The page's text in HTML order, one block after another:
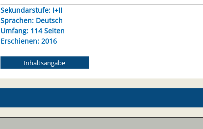
Sekundarstufe: I+II
Sprachen: Deutsch
Umfang: 114 Seiten
Erschienen: 2016
Inhaltsangabe